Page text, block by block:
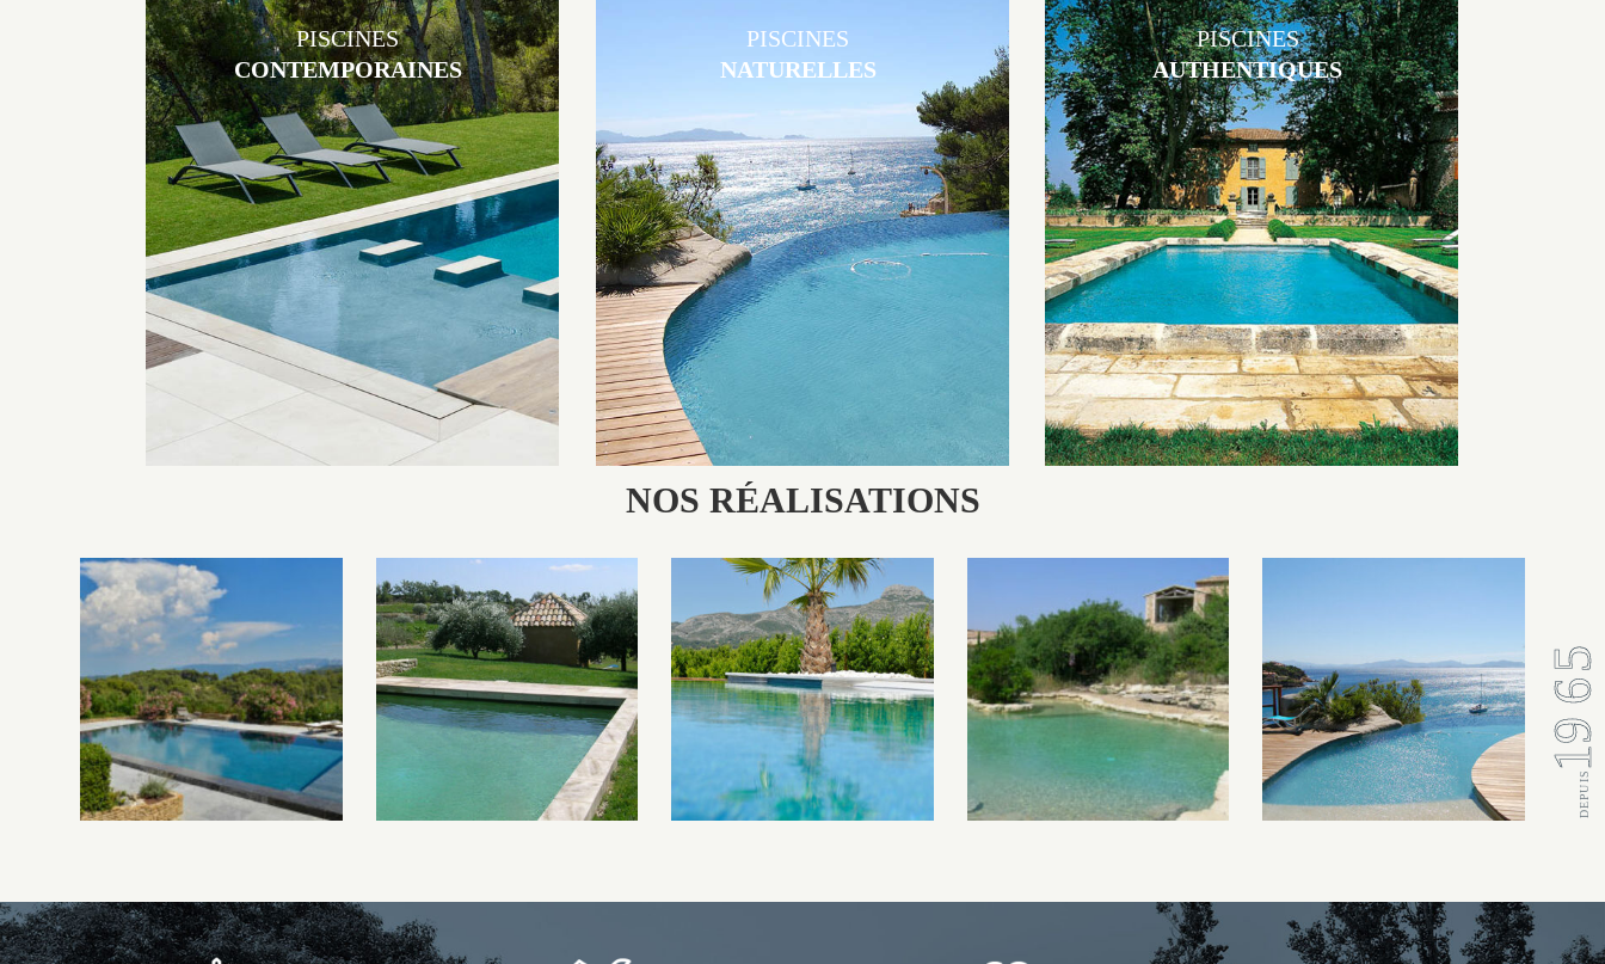
Les piscines en béton contemporaines Jacques Brens sont uniques
grâce au large choix de matériaux et de revêtements et les
nombreuses options disponibles, miroir, couloir de nage, plage
immergée, débordement.
PISCINES
CONTEMPORAINES
Les piscines en béton naturelles Jacques Brens sont originales, elles
s’intègrent parfaitement à leur environnement grâce à un jeu de
volume et de matière sur-mesure conçu par notre bureau d’étude
spécialisé.
PISCINES
NATURELLES
Les piscines en béton authentiques Jacques Brens se démarquent par
la noblesse des matériaux
utilisés pour garder un aspect ancien, retrouver une patine naturelle
ou créer un ornement de pierres de taille.
PISCINES
AUTHENTIQUES
NOS RÉALISATIONS